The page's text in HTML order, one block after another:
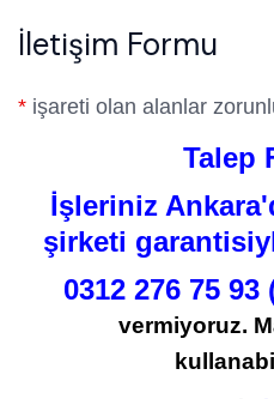
İletişim Formu
* işareti olan alanlar
Talep
İşleriniz
şirketi
0312 276 75 93
vermiyoruz.